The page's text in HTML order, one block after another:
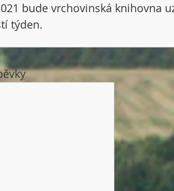
bude vrchovinská knihovna
týden.